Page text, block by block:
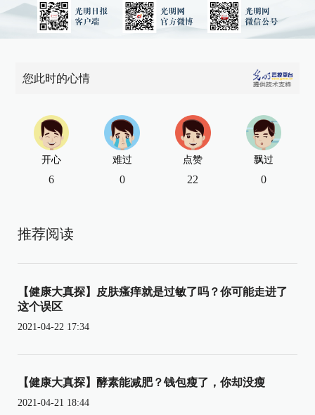
您此时的心情
开心
6
难过
0
点赞
22
飘过
0
推荐阅读
【健康大真探】皮肤瘙痒就是过敏了吗？你可能走进了
这个误区
2021-04-22 17:34
【健康大真探】酵素能减肥？钱包瘦了，你却没瘦
2021-04-21 18:44